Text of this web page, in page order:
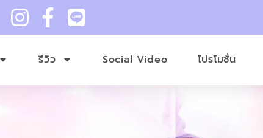
รีวิว Social Video โปรโมชั่น